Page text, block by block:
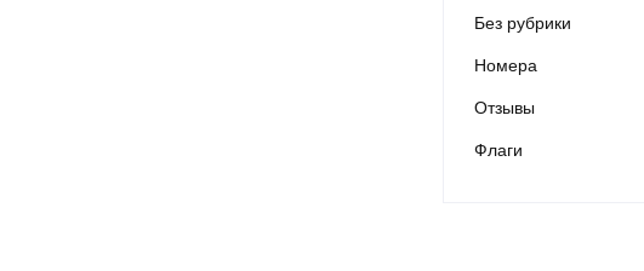
Без рубрики
Номера
Отзывы
Флаги